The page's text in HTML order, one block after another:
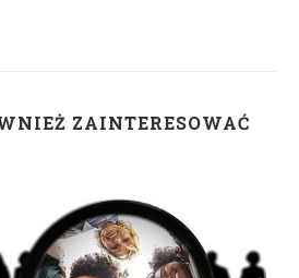
ZAINTERESOWAĆ